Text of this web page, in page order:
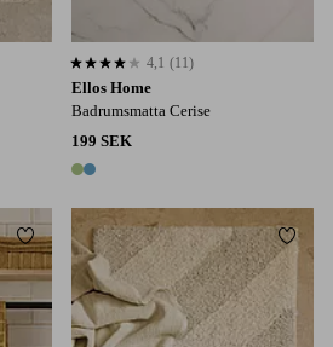
Ellos Home
Badrumsmatta Cerise
199 SEK
2 färger
4,1 baserat på 11 st betyg
4,1 (11)
Lägg till i favoriter
50X80 80X120